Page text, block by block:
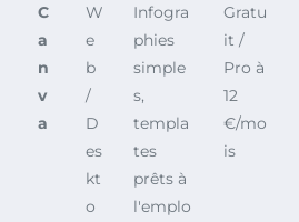
C
a
n
v
a
W
e
b
/
D
es
kt
o
Infogra
phies
simple
s,
templa
tes
prêts à
l'emplo
Gratu
it /
Pro à
12
€/mo
is